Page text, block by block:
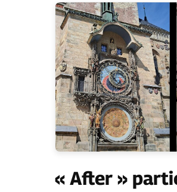
« After »